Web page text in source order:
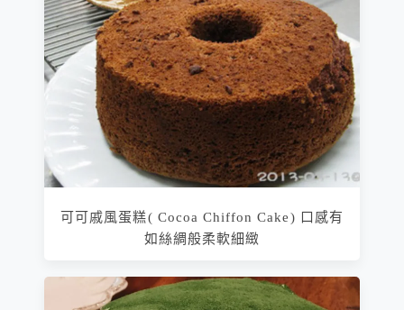
可可戚風蛋糕( Cocoa Chiffon Cake) 口感有
如絲綢般柔軟細緻